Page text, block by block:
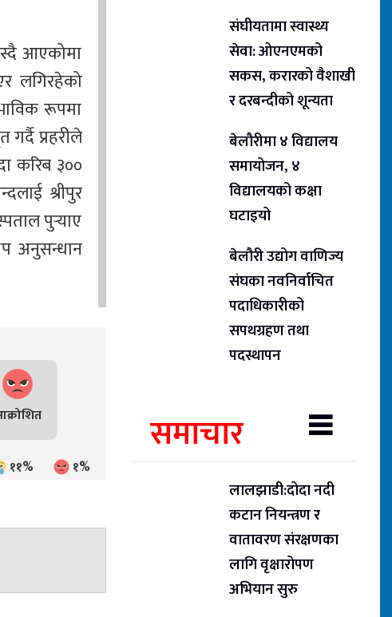
आएकोमा
लगिरहेको
रूपमा
प्रहरीले
करिब ३००
श्रीपुर
पुर्‍याए
अनुसन्धान
११% १%
संघीयतामा स्वास्थ्य
सेवा: ओएनएमको
सकस, करारको वैशाखी
र दरबन्दीको शून्यता
बेलौरीमा ४ विद्यालय
समायोजन, ४
विद्यालयको कक्षा
घटाइयो
बेलौरी उद्योग वाणिज्य
संघका नवनिर्वाचित
पदाधिकारीको
सपथग्रहण तथा
पदस्थापन
समाचार
लालझाडी:दोदा नदी
कटान नियन्त्रण र
वातावरण संरक्षणका
लागि वृक्षारोपण
अभियान सुरु